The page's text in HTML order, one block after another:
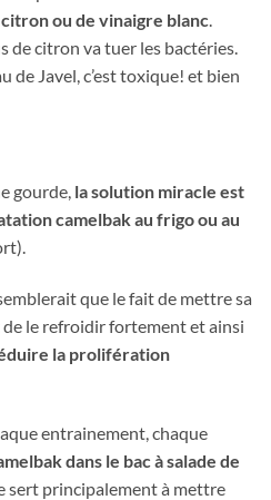
citron ou de vinaigre blanc.
de citron va tuer les bactéries.
de Javel, c’est toxique! et bien
gourde, la solution miracle est
camelbak au frigo ou au
que le fait de mettre sa
de le refroidir fortement et ainsi
la prolifération
entrainement, chaque
dans le bac à salade de
sert principalement à mettre